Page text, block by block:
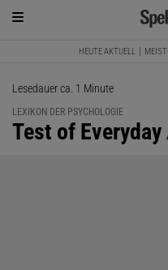
HEUTE AKTUELL
Lesedauer ca. 1 Minute
LEXIKON DER PSYCHOLOGIE
:
Test of